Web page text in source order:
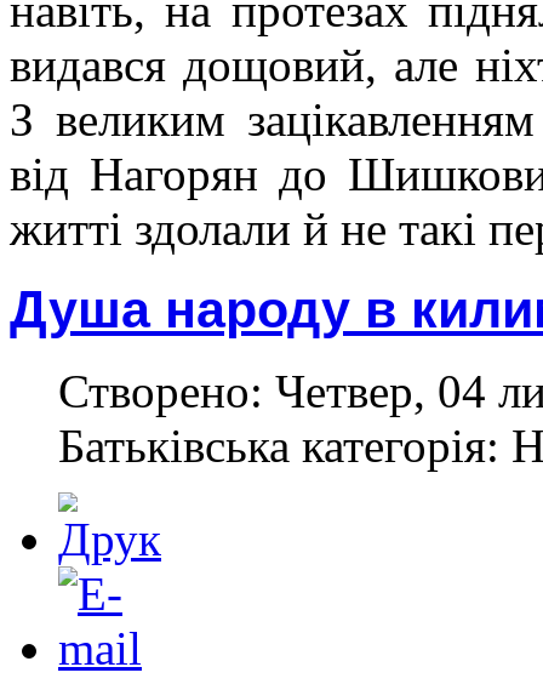
видався дощовий, але
З великим
від Нагорян до
житті здолали й не такі
Душа народу в
Створено: Четвер, 04
Батьківська категорія: